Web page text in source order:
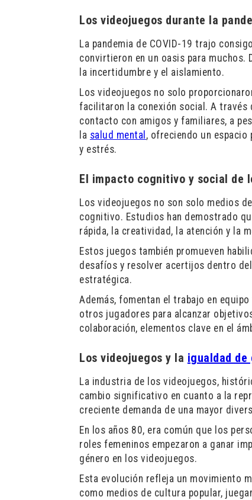
Los videojuegos durante la
La pandemia de COVID-19 trajo
convirtieron en un oasis para
la incertidumbre y el aislamiento.
Los videojuegos no solo
facilitaron la conexión social. A través
contacto con amigos y familiares, a
la salud mental , ofreciendo un espacio
y estrés.
El impacto cognitivo y social de
Los videojuegos no son solo medios
cognitivo. Estudios han demostrado
rápida, la creatividad, la atención y la
Estos juegos también promueven
desafíos y resolver acertijos dentro
estratégica.
Además, fomentan el trabajo en
otros jugadores para alcanzar
colaboración, elementos clave en el
Los videojuegos y la igualdad de
La industria de los videojuegos,
cambio significativo en cuanto a la
creciente demanda de una mayor
En los años 80, era común que los
roles femeninos empezaron a ganar
género en los videojuegos.
Esta evolución refleja un movimiento
como medios de cultura popular,